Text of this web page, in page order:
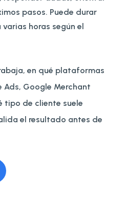
pasos. Puede durar
horas según el
en qué plataformas
Google Merchant
tipo de cliente suele
el resultado antes de